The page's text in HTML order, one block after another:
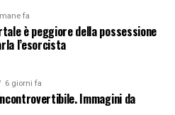
fa
è peggiore della possessione
l’esorcista
6 giorni fa
Immagini da